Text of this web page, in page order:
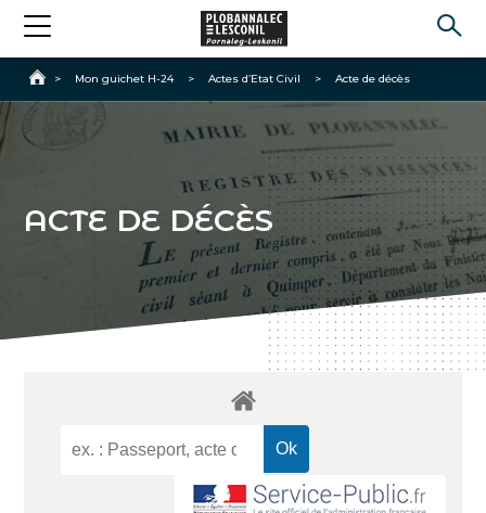
Accueil
> Mon guichet H-24 > Actes d’Etat Civil > Acte de décès
ACTE DE DÉCÈS